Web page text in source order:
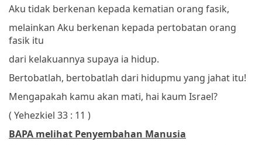
Aku tidak berkenan kepada kematian orang fasik,
melainkan Aku berkenan kepada pertobatan orang
fasik itu
dari kelakuannya supaya ia hidup.
Bertobatlah, bertobatlah dari hidupmu yang jahat itu!
Mengapakah kamu akan mati, hai kaum Israel?
( Yehezkiel 33 : 11 )
BAPA melihat Penyembahan Manusia